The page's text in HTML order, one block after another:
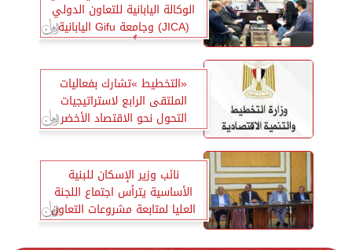
الوكالة اليابانية للتعاون الدولي
(JICA) وجامعة Gifu اليابانية
لبحث أُطر التعاون
«التخطيط »تشارك بفعاليات
الملتقى الرابع لاستراتيجيات
التحول نحو الاقتصاد الأخضر
نائب وزير الإسكان للبنية
الأساسية يترأس اجتماع اللجنة
العليا لمتابعة مشروعات التعاون
الدولى